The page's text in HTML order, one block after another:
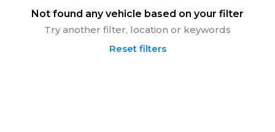
Not found any vehicle based on your filter
Try another filter, location or keywords
Reset filters